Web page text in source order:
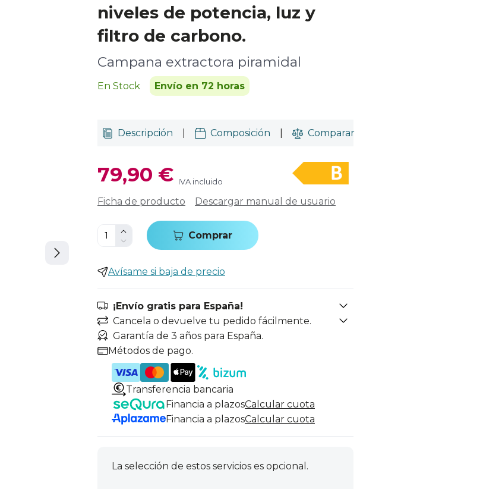
niveles de potencia, luz y
filtro de carbono.
Campana extractora piramidal
En Stock Envío en 72 horas
Descripción Composición Comparar
79,90 € IVA incluido
Ficha de producto Descargar manual de usuario
Comprar
Avísame si baja de precio
¡Envío gratis para España!
Cancela o devuelve tu pedido fácilmente.
Garantía de 3 años para España.
Métodos de pago.
Transferencia bancaria
Financia a plazosCalcular cuota
Financia a plazosCalcular cuota
La selección de estos servicios es opcional.